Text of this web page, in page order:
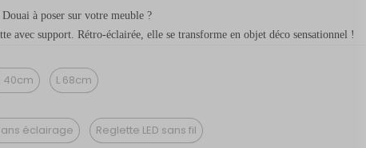
à poser sur votre meuble ?
avec support. Rétro-éclairée, elle se transforme en objet déco sensationnel !
40cm L 68cm
éclairage Reglette LED sans fil